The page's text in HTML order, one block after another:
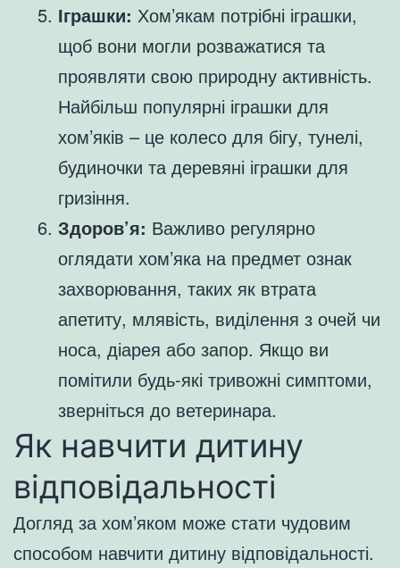
Іграшки: Хом’якам потрібні іграшки,
щоб вони могли розважатися та
проявляти свою природну активність.
Найбільш популярні іграшки для
хом’яків – це колесо для бігу, тунелі,
будиночки та деревяні іграшки для
гризіння.
Здоров’я: Важливо регулярно
оглядати хом’яка на предмет ознак
захворювання, таких як втрата
апетиту, млявість, виділення з очей чи
носа, діарея або запор. Якщо ви
помітили будь-які тривожні симптоми,
зверніться до ветеринара.
Як навчити дитину
відповідальності
Догляд за хом’яком може стати чудовим
способом навчити дитину відповідальності.